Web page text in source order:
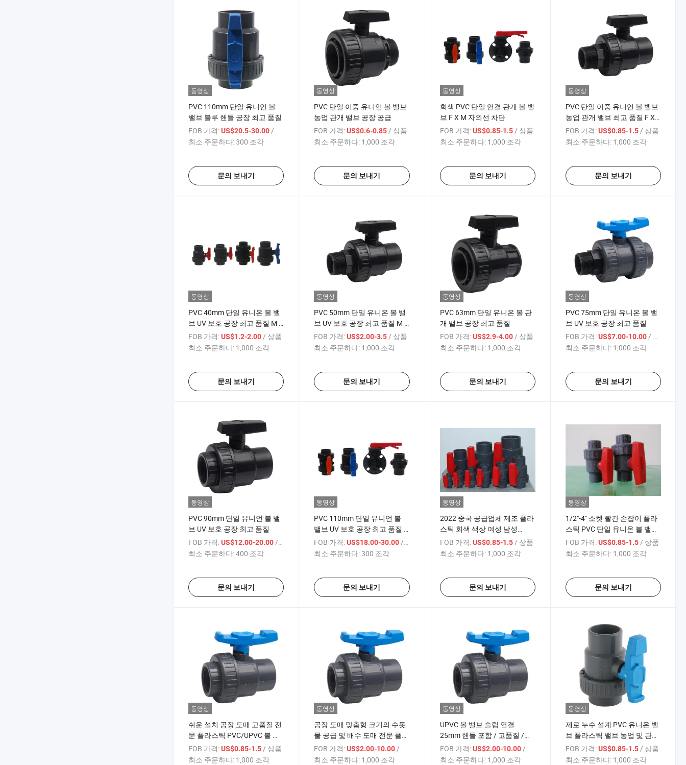
동영상
PVC 110mm 단일 유니언 볼
밸브 블루 핸들 공장 최고 품질
FOB 가격:US$20.5-30.00 / 상품
최소 주문하다:300 조각
문의 보내기
동영상
PVC 단일 이중 유니언 볼 밸브
농업 관개 밸브 공장 공급
FOB 가격: US$0.6-0.85 / 상품
최소 주문하다: 1,000 조각
문의 보내기
동영상
회색 PVC 단일 연결 관개 볼 밸
브 F X M 자외선 차단
FOB 가격: US$0.85-1.5 / 상품
최소 주문하다: 1,000 조각
문의 보내기
동영상
PVC 단일 이중 유니언 볼 밸브
농업 관개 밸브 최고 품질 F X
M
FOB 가격: US$0.85-1.5 / 상품
최소 주문하다: 1,000 조각
문의 보내기
동영상
PVC 40mm 단일 유니온 볼 밸
브 UV 보호 공장 최고 품질 M X
F
FOB 가격:US$1.2-2.00/ 상품
최소 주문하다: 1,000 조각
문의 보내기
동영상
PVC 50mm 단일 유니온 볼 밸
브 UV 보호 공장 최고 품질 M X
F
FOB 가격: US$2.00-3.5 / 상품
최소 주문하다: 1,000 조각
문의 보내기
동영상
PVC 63mm 단일 유니온 볼 관
개 밸브 공장 최고 품질
FOB 가격: US$2.9-4.00/ 상품
최소 주문하다: 1,000 조각
문의 보내기
동영상
PVC 75mm 단일 유니온 볼 밸
브 UV 보호 공장 최고 품질
FOB 가격: US$7.00-10.00/ 상품
최소 주문하다: 1,000 조각
문의 보내기
동영상
PVC 90mm 단일 유니언 볼 밸
브 UV 보호 공장 최고 품질
FOB 가격:US$12.00-20.00/ 상품
최소 주문하다:400 조각
문의 보내기
동영상
PVC 110mm 단일 유니언 볼
밸브 UV 보호 공장 최고 품질 F
X M
FOB 가격: US$18.00-30.00/ 상품
최소 주문하다:300 조각
문의 보내기
동영상
2022 중국 공급업체 제조 플라
스틱 회색 색상 여성 남성
PVC/CPVC 단일 유니온 볼 밸
브
FOB 가격: US$0.85-1.5/ 상품
최소 주문하다: 1,000 조각
문의 보내기
동영상
1/2"-4" 소켓 빨간 손잡이 플라
스틱 PVC 단일 유니온 볼 밸브
유니온 볼 밸브
FOB 가격: US$0.85-1.5/ 상품
최소 주문하다: 1,000 조각
문의 보내기
동영상
쉬운 설치 공장 도매 고품질 전
문 플라스틱 PVC/UPVC 볼 밸
브
FOB 가격:US$0.85-1.5 / 상품
최소 주문하다: 1,000 조각
동영상
공장 도매 맞춤형 크기의 수돗
물 공급 및 배수 도매 전문 플라
스틱 PVC/UPVC 볼 밸브
FOB 가격: US$2.00-10.00 / 상품
최소 주문하다: 1,000 조각
동영상
UPVC 볼 밸브 슬립 연결
25mm 핸들 포함 / 고품질 /
OEM
FOB 가격: US$2.00-10.00 / 상품
최소 주문하다: 1,000 조각
동영상
제로 누수 설계 PVC 유니온 밸
브 플라스틱 밸브 농업 및 관개
시스템용
FOB 가격: US$0.85-1.5 / 상품
최소 주문하다: 1,000 조각